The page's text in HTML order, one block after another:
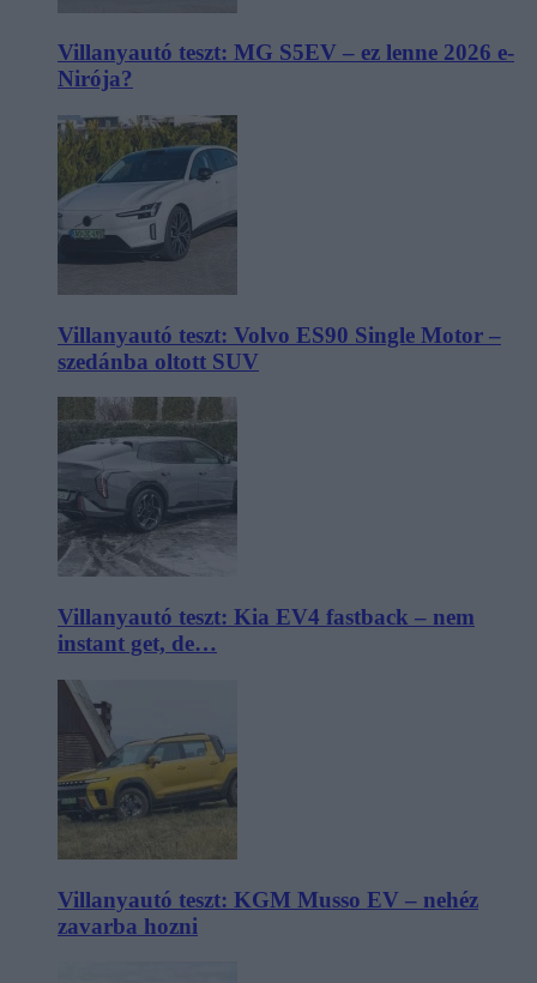
Villanyautó teszt: MG S5EV – ez lenne 2026 e-
Nirója?
Villanyautó teszt: Volvo ES90 Single Motor –
szedánba oltott SUV
Villanyautó teszt: Kia EV4 fastback – nem
instant get, de…
Villanyautó teszt: KGM Musso EV – nehéz
zavarba hozni